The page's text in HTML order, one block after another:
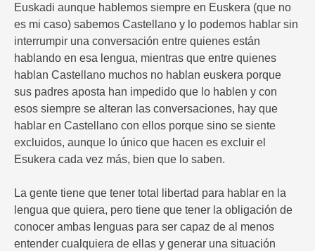
Euskadi aunque hablemos siempre en Euskera (que no
es mi caso) sabemos Castellano y lo podemos hablar sin
interrumpir una conversación entre quienes están
hablando en esa lengua, mientras que entre quienes
hablan Castellano muchos no hablan euskera porque
sus padres aposta han impedido que lo hablen y con
esos siempre se alteran las conversaciones, hay que
hablar en Castellano con ellos porque sino se siente
excluidos, aunque lo único que hacen es excluir el
Esukera cada vez más, bien que lo saben.
La gente tiene que tener total libertad para hablar en la
lengua que quiera, pero tiene que tener la obligación de
conocer ambas lenguas para ser capaz de al menos
entender cualquiera de ellas y generar una situación